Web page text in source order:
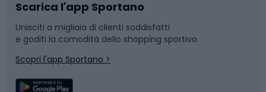
Bushcraft
Corsa
Sport di squadra
Slitte e slittini
Snowboard
Camminata nordica
Scarica l'app Sportano
Unisciti a migliaia di clienti soddisfatti
e goditi la comodità dello shopping sportivo
Scopri l'app Sportano >